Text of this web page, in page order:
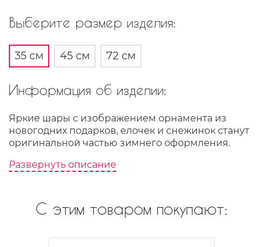
Выберите размер изделия:
35 см 45 см 72 см
Информация об изделии:
Яркие шары с изображением орнамента из
новогодних подарков, елочек и снежинок станут
оригинальной частью зимнего оформления.
Развернуть описание
С этим товаром покупают: